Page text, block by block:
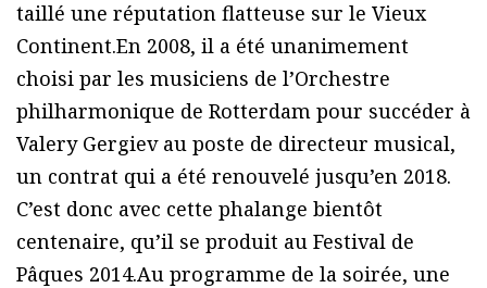
taillé une réputation flatteuse sur le Vieux
Continent.En 2008, il a été unanimement
choisi par les musiciens de l’Orchestre
philharmonique de Rotterdam pour succéder à
Valery Gergiev au poste de directeur musical,
un contrat qui a été renouvelé jusqu’en 2018.
C’est donc avec cette phalange bientôt
centenaire, qu’il se produit au Festival de
Pâques 2014.Au programme de la soirée, une